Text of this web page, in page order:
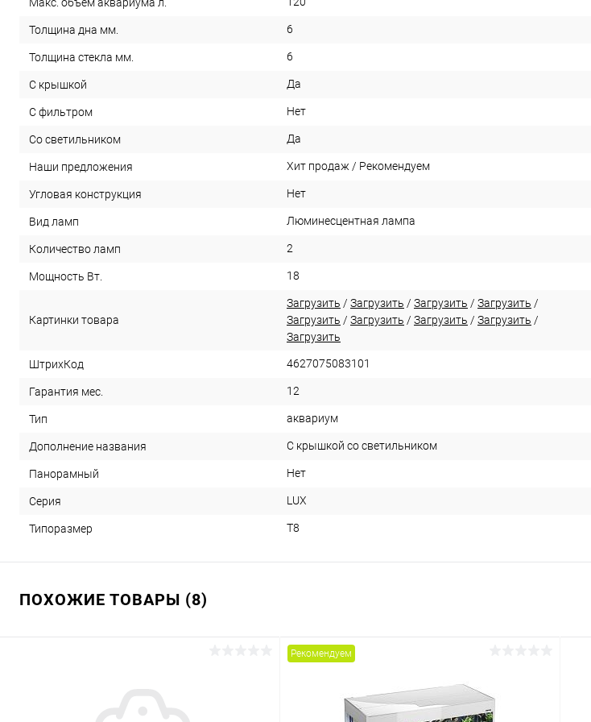
Толщина дна мм. 6
Толщина стекла мм. 6
С крышкой Да
С фильтром Нет
Со светильником Да
Наши предложения Хит продаж / Рекомендуем
Угловая конструкция Нет
Вид ламп Люминесцентная лампа
Количество ламп 2
Мощность Вт. 18
Картинки товара
Загрузить / Загрузить / Загрузить / Загрузить /
Загрузить / Загрузить / Загрузить / Загрузить /
Загрузить
ШтрихКод 4627075083101
Гарантия мес. 12
Тип аквариум
Дополнение названия С крышкой со светильником
Панорамный Нет
Серия LUX
Типоразмер T8
ПОХОЖИЕ ТОВАРЫ (8)
Рекомендуем